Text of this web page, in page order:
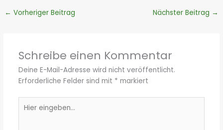
← Vorheriger Beitrag Nächster Beitrag →
Schreibe einen Kommentar
Deine E-Mail-Adresse wird nicht veröffentlicht.
Erforderliche Felder sind mit * markiert
eingeben…